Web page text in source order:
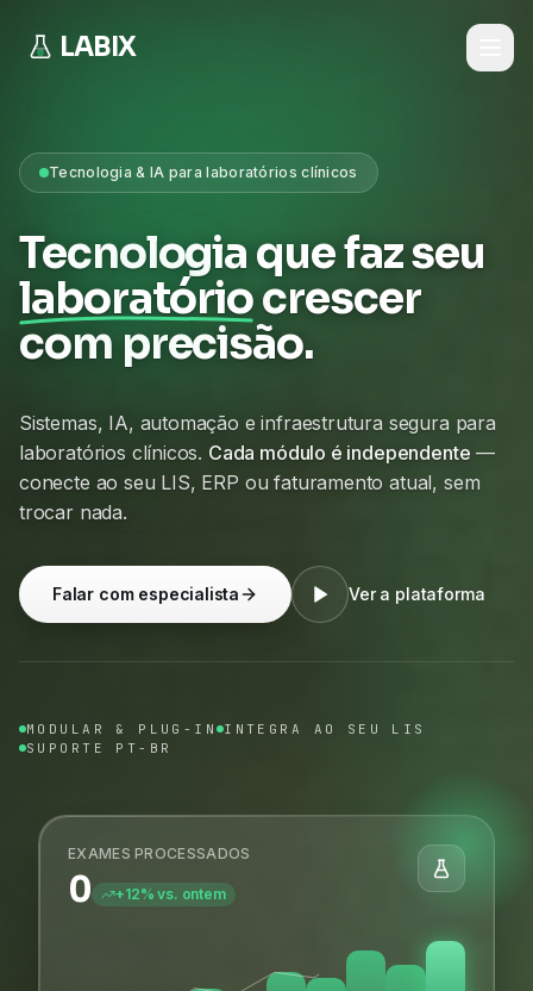
LABIX
Tecnologia & IA para laboratórios clínicos
Tecnologia que faz seu
laboratóriocrescer
com precisão.
Sistemas, IA, automação e infraestrutura segura para
laboratórios clínicos. Cada módulo é independente —
conecte ao seu LIS, ERP ou faturamento atual, sem
trocar nada.
Falar com especialista Ver a plataforma
MODULAR & PLUG-IN INTEGRA AO SEU LIS
SUPORTE PT-BR
EXAMES PROCESSADOS
0 +12% vs. ontem